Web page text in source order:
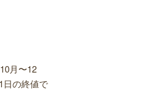
月〜12
日の終値で